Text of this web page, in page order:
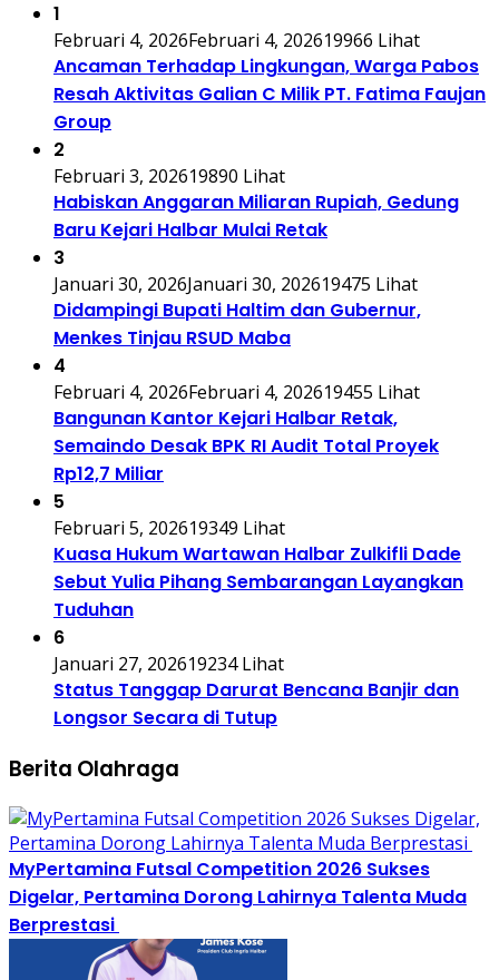
1
Februari 4, 2026Februari 4, 202619966 Lihat
Ancaman Terhadap Lingkungan, Warga Pabos
Resah Aktivitas Galian C Milik PT. Fatima Faujan
Group
2
Februari 3, 202619890 Lihat
Habiskan Anggaran Miliaran Rupiah, Gedung
Baru Kejari Halbar Mulai Retak
3
Januari 30, 2026Januari 30, 202619475 Lihat
Didampingi Bupati Haltim dan Gubernur,
Menkes Tinjau RSUD Maba
4
Februari 4, 2026Februari 4, 202619455 Lihat
Bangunan Kantor Kejari Halbar Retak,
Semaindo Desak BPK RI Audit Total Proyek
Rp12,7 Miliar
5
Februari 5, 202619349 Lihat
Kuasa Hukum Wartawan Halbar Zulkifli Dade
Sebut Yulia Pihang Sembarangan Layangkan
Tuduhan
6
Januari 27, 202619234 Lihat
Status Tanggap Darurat Bencana Banjir dan
Longsor Secara di Tutup
Berita Olahraga
MyPertamina Futsal Competition 2026 Sukses
Digelar, Pertamina Dorong Lahirnya Talenta Muda
Berprestasi